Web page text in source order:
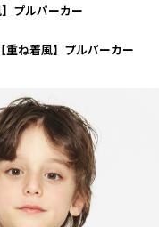
】プルパーカー
【重ね着風】プルパーカー